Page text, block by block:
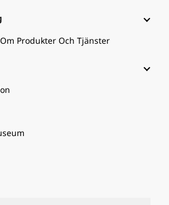
Produkter Och Tjänster